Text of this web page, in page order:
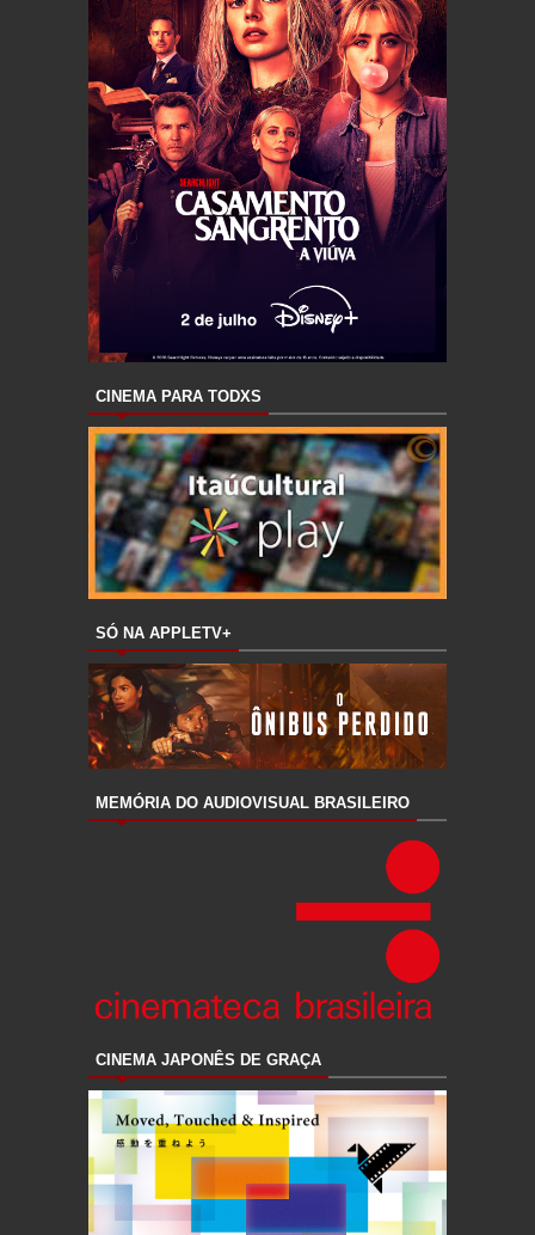
CINEMA PARA TODXS
SÓ NA APPLETV+
MEMÓRIA DO AUDIOVISUAL BRASILEIRO
CINEMA JAPONÊS DE GRAÇA